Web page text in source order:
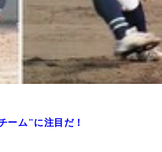
ーム"に注目だ！